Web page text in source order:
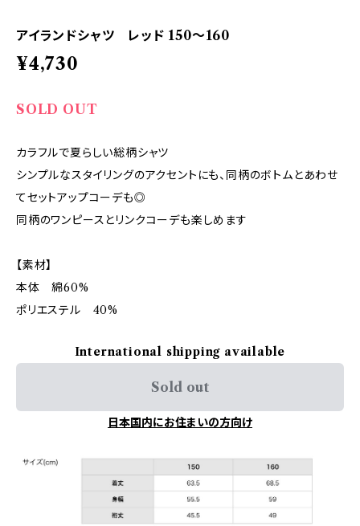
アイランドシャツ レッド 150〜160
¥4,730
SOLD OUT
カラフルで夏らしい総柄シャツ
シンプルなスタイリングのアクセントにも、同柄のボトムとあわせ
てセットアップコーデも◎
同柄のワンピースとリンクコーデも楽しめます
【素材】
本体 綿60%
ポリエステル 40%
International shipping available
Sold out
日本国内にお住まいの方向け